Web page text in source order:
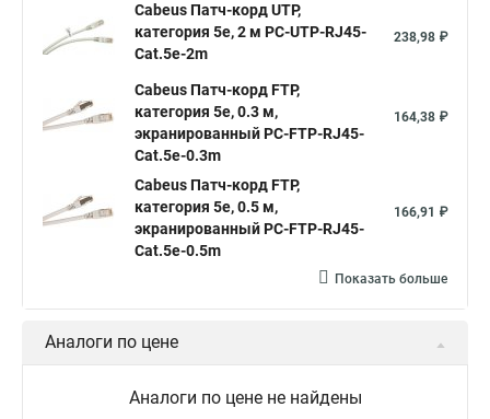
Cabeus Патч-корд UTP,
категория 5e, 2 м PC-UTP-RJ45-
Cat.5e-2m
238,98 ₽
Cabeus Патч-корд FTP,
категория 5e, 0.3 м,
экранированный PC-FTP-RJ45-
Cat.5e-0.3m
164,38 ₽
Cabeus Патч-корд FTP,
категория 5e, 0.5 м,
экранированный PC-FTP-RJ45-
Cat.5e-0.5m
166,91 ₽
Показать больше
Аналоги по цене
Аналоги по цене не найдены